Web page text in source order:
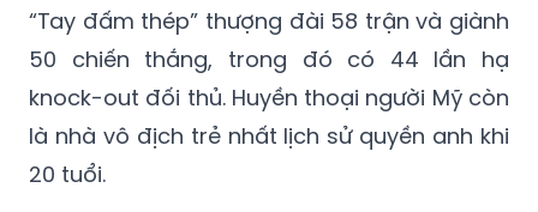
“Tay đấm thép” thượng đài 58 trận và giành
50 chiến thắng, trong đó có 44 lần hạ
knock-out đối thủ. Huyền thoại người Mỹ còn
là nhà vô địch trẻ nhất lịch sử quyền anh khi
20 tuổi.